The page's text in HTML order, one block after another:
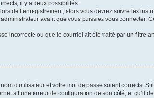
il y a deux possibilités :
de l’enregistrement, alors vous devrez suivre les
avant que vous puissiez vous connecter.
incorrecte ou que le courriel ait été traité par un filtre
d’utilisateur et votre mot de passe soient corrects.
ait une erreur de configuration de son côté, et qu’il